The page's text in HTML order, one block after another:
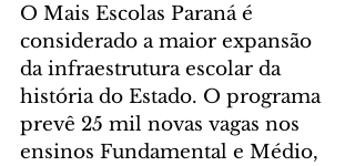
O Mais Escolas Paraná é
considerado a maior expansão
da infraestrutura escolar da
história do Estado. O programa
prevê 25 mil novas vagas nos
ensinos Fundamental e Médio,